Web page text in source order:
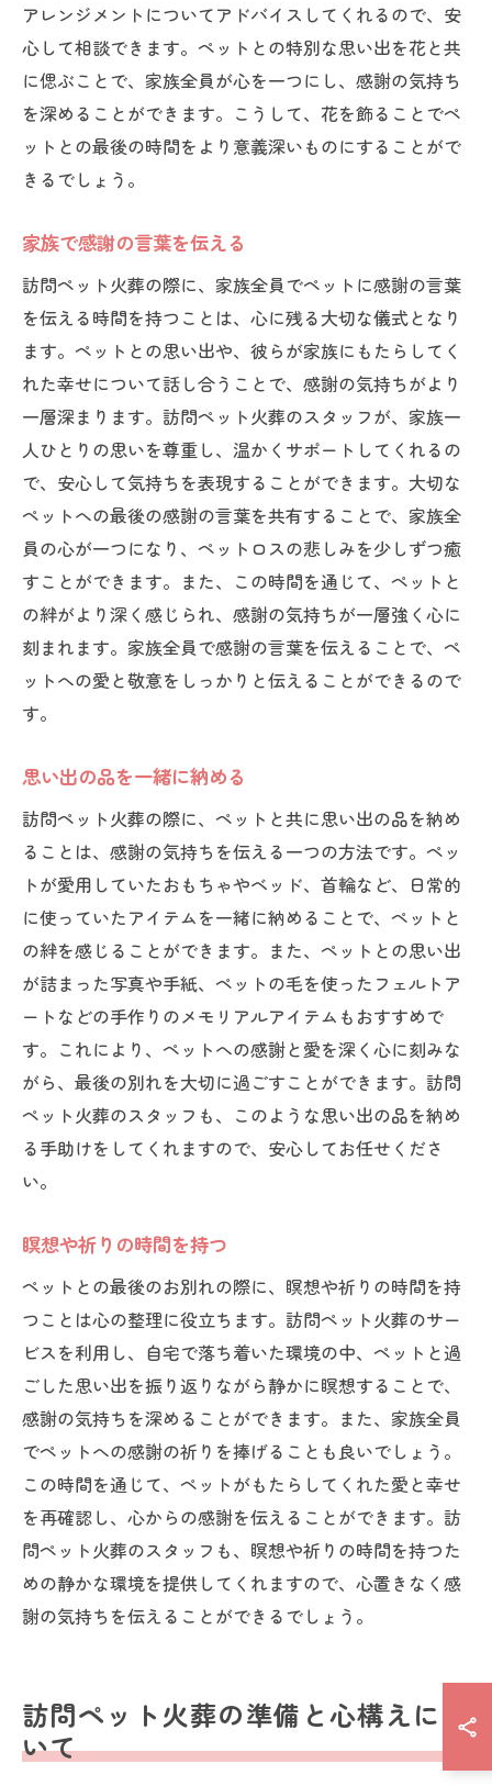
アレンジメントについてアドバイスしてくれるので、安
心して相談できます。ペットとの特別な思い出を花と共
に偲ぶことで、家族全員が心を一つにし、感謝の気持ち
を深めることができます。こうして、花を飾ることでペ
ットとの最後の時間をより意義深いものにすることがで
きるでしょう。
家族で感謝の言葉を伝える
訪問ペット火葬の際に、家族全員でペットに感謝の言葉
を伝える時間を持つことは、心に残る大切な儀式となり
ます。ペットとの思い出や、彼らが家族にもたらしてく
れた幸せについて話し合うことで、感謝の気持ちがより
一層深まります。訪問ペット火葬のスタッフが、家族一
人ひとりの思いを尊重し、温かくサポートしてくれるの
で、安心して気持ちを表現することができます。大切な
ペットへの最後の感謝の言葉を共有することで、家族全
員の心が一つになり、ペットロスの悲しみを少しずつ癒
すことができます。また、この時間を通じて、ペットと
の絆がより深く感じられ、感謝の気持ちが一層強く心に
刻まれます。家族全員で感謝の言葉を伝えることで、ペ
ットへの愛と敬意をしっかりと伝えることができるので
す。
思い出の品を一緒に納める
訪問ペット火葬の際に、ペットと共に思い出の品を納め
ることは、感謝の気持ちを伝える一つの方法です。ペッ
トが愛用していたおもちゃやベッド、首輪など、日常的
に使っていたアイテムを一緒に納めることで、ペットと
の絆を感じることができます。また、ペットとの思い出
が詰まった写真や手紙、ペットの毛を使ったフェルトア
ートなどの手作りのメモリアルアイテムもおすすめで
す。これにより、ペットへの感謝と愛を深く心に刻みな
がら、最後の別れを大切に過ごすことができます。訪問
ペット火葬のスタッフも、このような思い出の品を納め
る手助けをしてくれますので、安心してお任せくださ
い。
瞑想や祈りの時間を持つ
ペットとの最後のお別れの際に、瞑想や祈りの時間を持
つことは心の整理に役立ちます。訪問ペット火葬のサー
ビスを利用し、自宅で落ち着いた環境の中、ペットと過
ごした思い出を振り返りながら静かに瞑想することで、
感謝の気持ちを深めることができます。また、家族全員
でペットへの感謝の祈りを捧げることも良いでしょう。
この時間を通じて、ペットがもたらしてくれた愛と幸せ
を再確認し、心からの感謝を伝えることができます。訪
問ペット火葬のスタッフも、瞑想や祈りの時間を持つた
めの静かな環境を提供してくれますので、心置きなく感
謝の気持ちを伝えることができるでしょう。
訪問ペット火葬の準備と心構えにつ
いて